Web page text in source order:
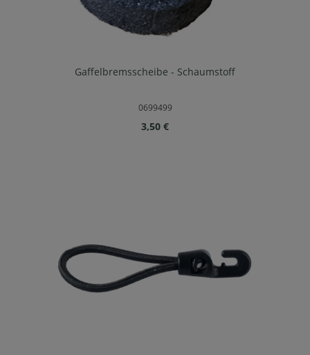
Gaffelbremsscheibe - Schaumstoff
0699499
Regulärer Preis:
3,50 €